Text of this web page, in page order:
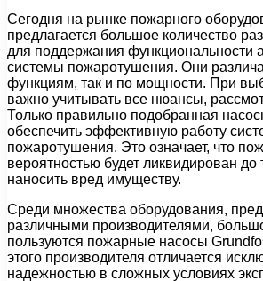
Сегодня на рынке пожарного
предлагается большое количество
для поддержания функциональности
системы пожаротушения. Они
функциям, так и по мощности. При
важно учитывать все нюансы,
Только правильно подобранная
обеспечить эффективную работу
пожаротушения. Это означает, что
вероятностью будет ликвидирован до
наносить вред имуществу.
Среди множества оборудования,
различными производителями,
пользуются пожарные насосы
этого производителя отличается
надежностью в сложных условиях